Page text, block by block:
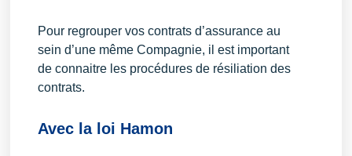
Pour regrouper vos contrats d’assurance au
sein d’une même Compagnie, il est important
de connaitre les procédures de résiliation des
contrats.
Avec la loi Hamon